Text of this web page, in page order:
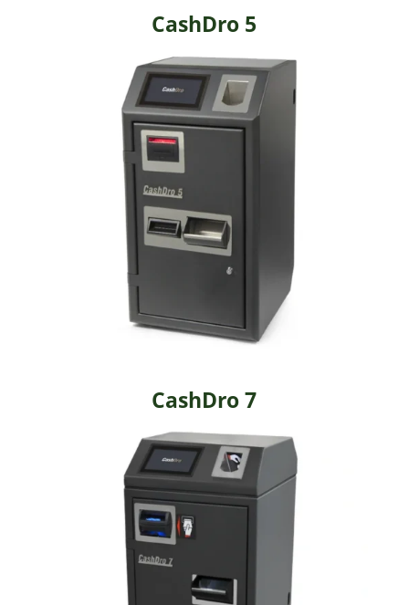
CashDro 5
CashDro 7